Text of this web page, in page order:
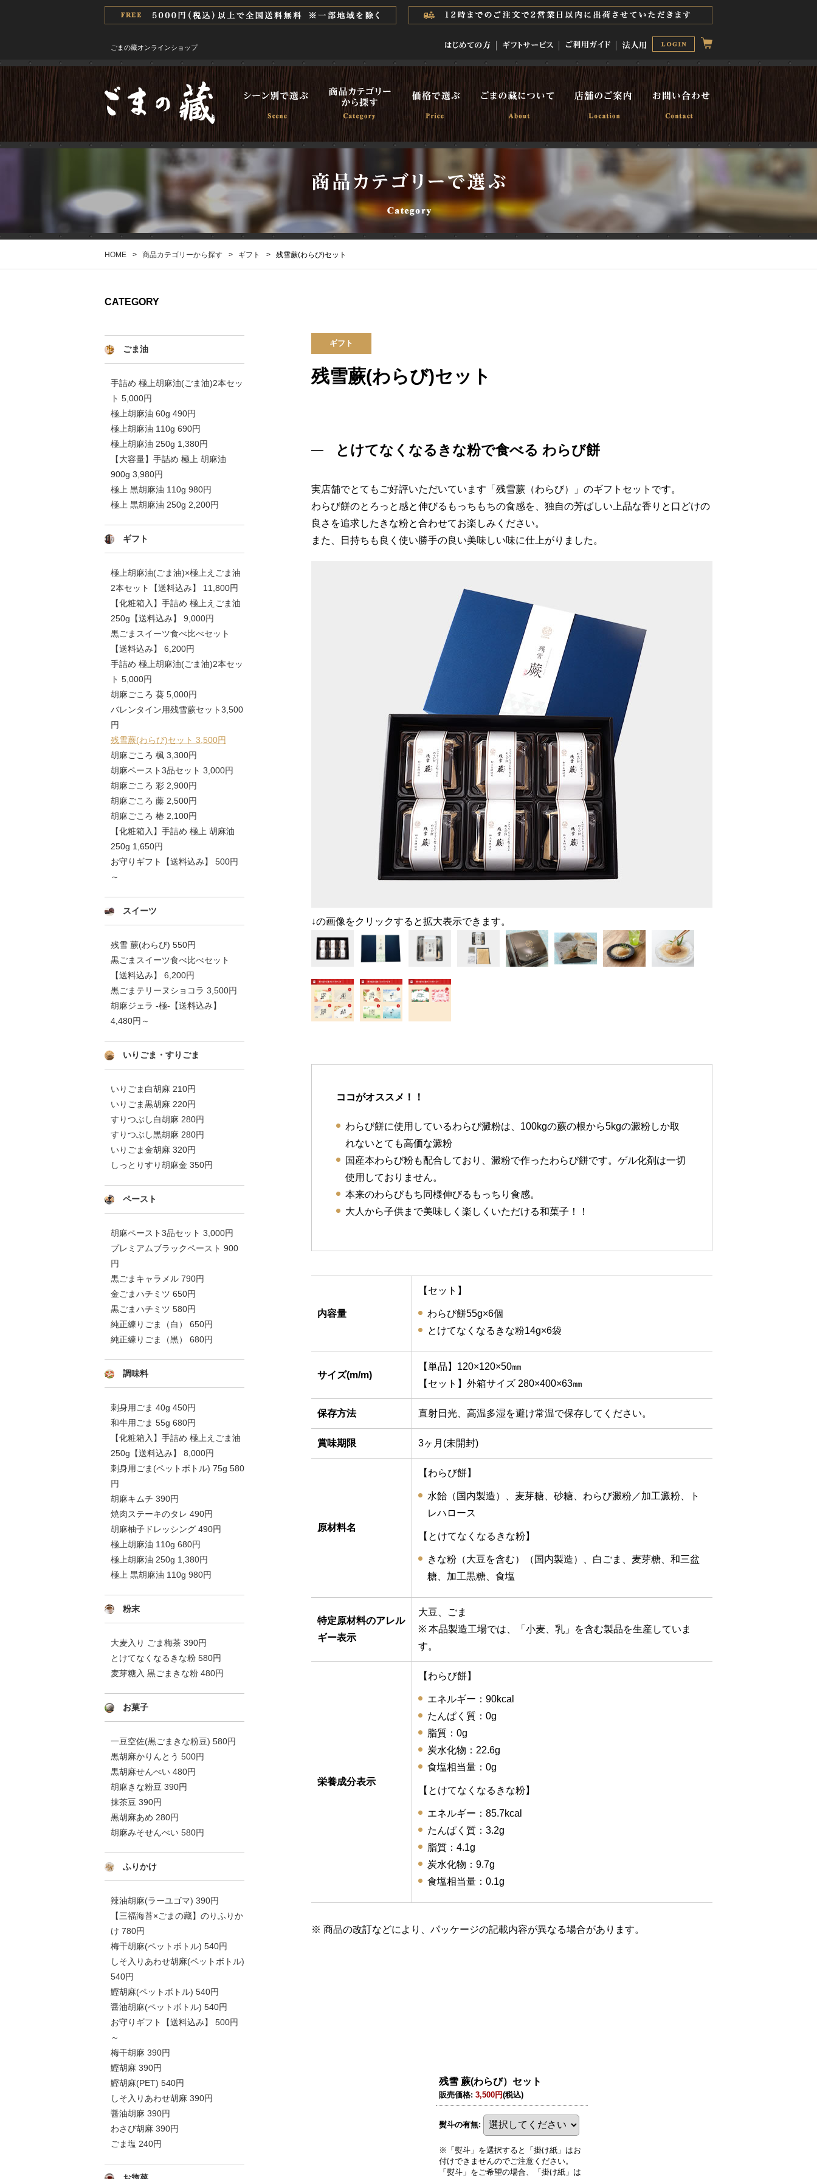
ごまの藏オンラインショップ
HOME > 商品カテゴリーから探す > ギフト > 残雪蕨(わらび)セット
ギフト
残雪蕨(わらび)セット
とけてなくなるきな粉で食べる わらび餅
実店舗でとてもご好評いただいています「残雪蕨（わらび）」のギフトセットです。
わらび餅のとろっと感と伸びるもっちもちの食感を、独自の芳ばしい上品な香りと口どけの
良さを追求したきな粉と合わせてお楽しみください。
また、日持ちも良く使い勝手の良い美味しい味に仕上がりました。
↓の画像をクリックすると拡大表示できます。
ココがオススメ！！
わらび餅に使用しているわらび澱粉は、100kgの蕨の根から5kgの澱粉しか取
れないとても高価な澱粉
国産本わらび粉も配合しており、澱粉で作ったわらび餅です。ゲル化剤は一切
使用しておりません。
本来のわらびもち同様伸びるもっちり食感。
大人から子供まで美味しく楽しくいただける和菓子！！
内容量
【セット】
わらび餅55g×6個
とけてなくなるきな粉14g×6袋
サイズ(m/m)
【単品】120×120×50㎜
【セット】外箱サイズ 280×400×63㎜
保存方法 直射日光、高温多湿を避け常温で保存してください。
賞味期限 3ヶ月(未開封)
原材料名
【わらび餅】
水飴（国内製造）、麦芽糖、砂糖、わらび澱粉／加工澱粉、ト
レハロース
【とけてなくなるきな粉】
きな粉（大豆を含む）（国内製造）、白ごま、麦芽糖、和三盆
糖、加工黒糖、食塩
特定原材料のアレル
ギー表示
大豆、ごま
※ 本品製造工場では、「小麦、乳」を含む製品を生産していま
す。
栄養成分表示
【わらび餅】
エネルギー：90kcal
たんぱく質：0g
脂質：0g
炭水化物：22.6g
食塩相当量：0g
【とけてなくなるきな粉】
エネルギー：85.7kcal
たんぱく質：3.2g
脂質：4.1g
炭水化物：9.7g
食塩相当量：0.1g
※ 商品の改訂などにより、パッケージの記載内容が異なる場合があります。
CATEGORY
ごま油
手詰め 極上胡麻油(ごま油)2本セッ
ト 5,000円
極上胡麻油 60g 490円
極上胡麻油 110g 690円
極上胡麻油 250g 1,380円
【大容量】手詰め 極上 胡麻油
900g 3,980円
極上 黒胡麻油 110g 980円
極上 黒胡麻油 250g 2,200円
ギフト
極上胡麻油(ごま油)×極上えごま油
2本セット【送料込み】 11,800円
【化粧箱入】手詰め 極上えごま油
250g【送料込み】 9,000円
黒ごまスイーツ食べ比べセット
【送料込み】 6,200円
手詰め 極上胡麻油(ごま油)2本セッ
ト 5,000円
胡麻ごころ 葵 5,000円
バレンタイン用残雪蕨セット3,500
円
残雪蕨(わらび)セット 3,500円
胡麻ごころ 楓 3,300円
胡麻ペースト3品セット 3,000円
胡麻ごころ 彩 2,900円
胡麻ごころ 藤 2,500円
胡麻ごころ 椿 2,100円
【化粧箱入】手詰め 極上 胡麻油
250g 1,650円
お守りギフト【送料込み】 500円
～
スイーツ
残雪 蕨(わらび) 550円
黒ごまスイーツ食べ比べセット
【送料込み】 6,200円
黒ごまテリーヌショコラ 3,500円
胡麻ジェラ -極-【送料込み】
4,480円～
いりごま・すりごま
いりごま白胡麻 210円
いりごま黒胡麻 220円
すりつぶし白胡麻 280円
すりつぶし黒胡麻 280円
いりごま金胡麻 320円
しっとりすり胡麻金 350円
ペースト
胡麻ペースト3品セット 3,000円
プレミアムブラックペースト 900
円
黒ごまキャラメル 790円
金ごまハチミツ 650円
黒ごまハチミツ 580円
純正練りごま（白） 650円
純正練りごま（黒） 680円
調味料
刺身用ごま 40g 450円
和牛用ごま 55g 680円
【化粧箱入】手詰め 極上えごま油
250g【送料込み】 8,000円
刺身用ごま(ペットボトル) 75g 580
円
胡麻キムチ 390円
焼肉ステーキのタレ 490円
胡麻柚子ドレッシング 490円
極上胡麻油 110g 680円
極上胡麻油 250g 1,380円
極上 黒胡麻油 110g 980円
粉末
大麦入り ごま梅茶 390円
とけてなくなるきな粉 580円
麦芽糖入 黒ごまきな粉 480円
お菓子
一豆空佐(黒ごまきな粉豆) 580円
黒胡麻かりんとう 500円
黒胡麻せんべい 480円
胡麻きな粉豆 390円
抹茶豆 390円
黒胡麻あめ 280円
胡麻みそせんべい 580円
ふりかけ
辣油胡麻(ラーユゴマ) 390円
【三福海苔×ごまの藏】のりふりか
け 780円
梅干胡麻(ペットボトル) 540円
しそ入りあわせ胡麻(ペットボトル)
540円
鰹胡麻(ペットボトル) 540円
醤油胡麻(ペットボトル) 540円
お守りギフト【送料込み】 500円
～
梅干胡麻 390円
鰹胡麻 390円
鰹胡麻(PET) 540円
しそ入りあわせ胡麻 390円
醤油胡麻 390円
わさび胡麻 390円
ごま塩 240円